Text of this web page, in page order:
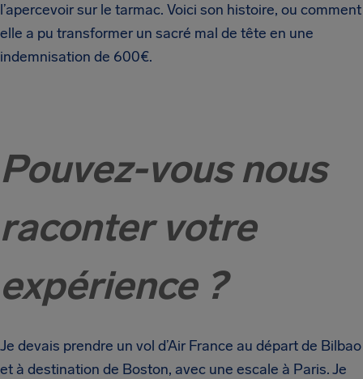
l’apercevoir sur le tarmac. Voici son histoire, ou comment
elle a pu transformer un sacré mal de tête en une
indemnisation de 600€.
Pouvez-vous nous
raconter votre
expérience ?
Je devais prendre un vol d’Air France au départ de Bilbao
et à destination de Boston, avec une escale à Paris. Je